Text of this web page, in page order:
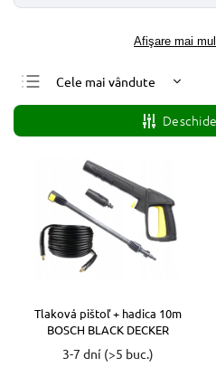
Afişare mai
Cele mai vândute
Cele mai ieftine
Cele mai scumpe
Alfabetic
Tlaková pištoľ + hadica 10m
BOSCH BLACK DECKER
3-7 dní (>5 buc.)